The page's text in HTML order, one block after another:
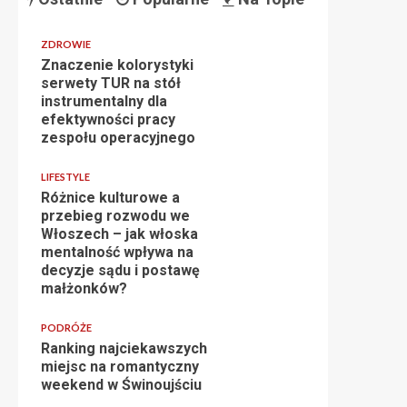
ZDROWIE
Znaczenie kolorystyki
serwety TUR na stół
instrumentalny dla
efektywności pracy
zespołu operacyjnego
LIFESTYLE
Różnice kulturowe a
przebieg rozwodu we
Włoszech – jak włoska
mentalność wpływa na
decyzje sądu i postawę
małżonków?
PODRÓŻE
Ranking najciekawszych
miejsc na romantyczny
weekend w Świnoujściu